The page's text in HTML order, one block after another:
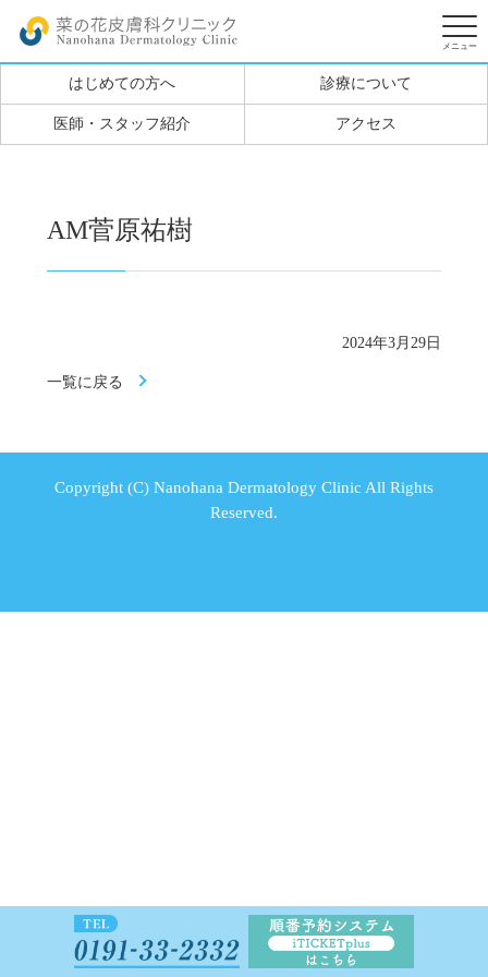
はじめての方へ 診療について
医師・スタッフ紹介 アクセス
AM菅原祐樹
2024年3月29日
一覧に戻る
Copyright (C) Nanohana Dermatology Clinic All Rights
Reserved.